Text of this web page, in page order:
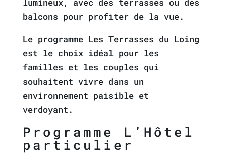
balcons pour profiter de la vue.
Le programme Les Terrasses du Loing
est le choix idéal pour les
familles et les couples qui
souhaitent vivre dans un
environnement paisible et
verdoyant.
Programme L’Hôtel
particulier